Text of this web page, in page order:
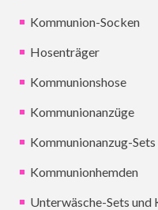
Kommunion-Socken
Hosenträger
Kommunionshose
Kommunionanzüge
Kommunionanzug-Sets
Kommunionhemden
Unterwäsche-Sets und